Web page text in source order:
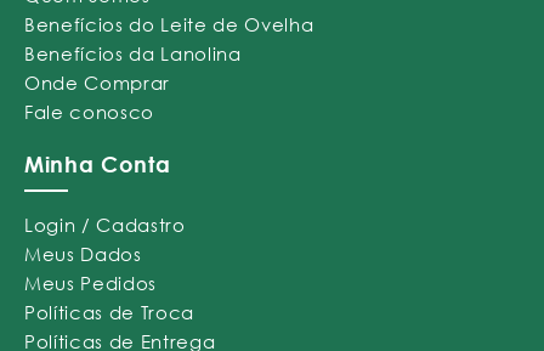
Benefícios do Leite de Ovelha
Benefícios da Lanolina
Onde Comprar
Fale conosco
Minha Conta
Login / Cadastro
Meus Dados
Meus Pedidos
Políticas de Troca
Políticas de Entrega